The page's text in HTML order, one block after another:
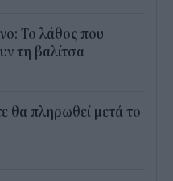
Το λάθος που
τη βαλίτσα
θα πληρωθεί μετά το